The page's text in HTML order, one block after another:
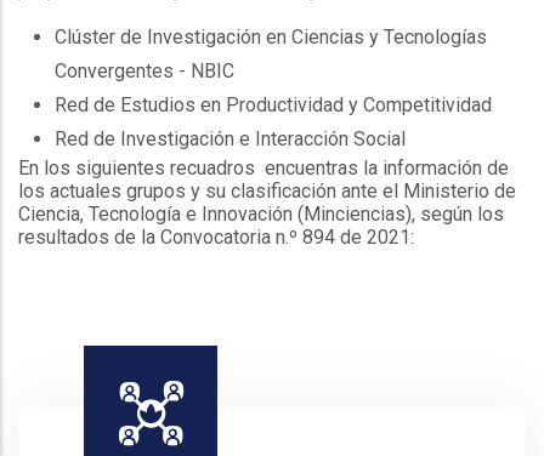
Clúster de Investigación en Ciencias y Tecnologías
Convergentes - NBIC
Red de Estudios en Productividad y Competitividad
Red de Investigación e Interacción Social
En los siguientes recuadros encuentras la información de
los actuales grupos y su clasificación ante el Ministerio de
Ciencia, Tecnología e Innovación (Minciencias), según los
resultados de la Convocatoria n.º 894 de 2021: